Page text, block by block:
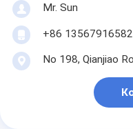
Mr. Sun
+86 13567916582
No 198, Qianjiao